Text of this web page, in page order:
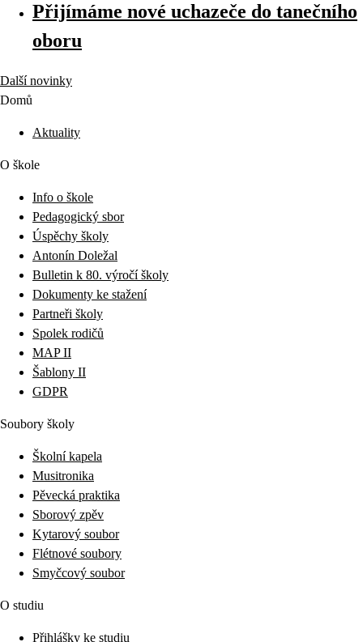
Přijímáme nové uchazeče do tanečního
oboru
Další novinky
Domů
Aktuality
O škole
Info o škole
Pedagogický sbor
Úspěchy školy
Antonín Doležal
Bulletin k 80. výročí školy
Dokumenty ke stažení
Partneři školy
Spolek rodičů
MAP II
Šablony II
GDPR
Soubory školy
Školní kapela
Musitronika
Pěvecká praktika
Sborový zpěv
Kytarový soubor
Flétnové soubory
Smyčcový soubor
O studiu
Přihlášky ke studiu